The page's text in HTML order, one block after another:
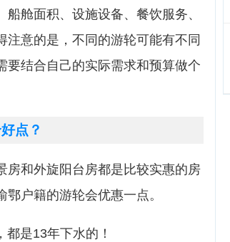
舱面积、设施设备、餐饮服务、
意的是，不同的游轮可能有不同
要结合自己的实际需求和预算做个
点？
房和外旋阳台房都是比较实惠的房
户籍的游轮会优惠一点。
是13年下水的！